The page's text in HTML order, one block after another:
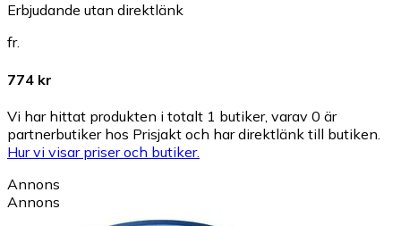
Erbjudande utan direktlänk
fr.
774 kr
Vi har hittat produkten i totalt 1 butiker, varav 0 är
partnerbutiker hos Prisjakt och har direktlänk till butiken.
Hur vi visar priser och butiker.
Annons
Annons